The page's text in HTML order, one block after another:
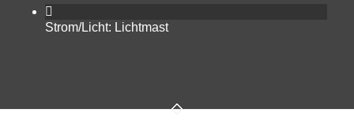
Strom/Licht: Lichtmast